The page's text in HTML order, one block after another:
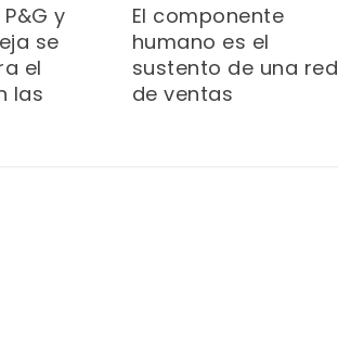
y
se
el
las
El componente
humano es el
sustento de una red
de ventas